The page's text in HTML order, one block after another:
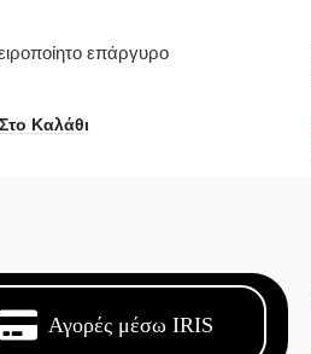
επάργυρο
Καλάθι
Αγορές μέσω IRIS